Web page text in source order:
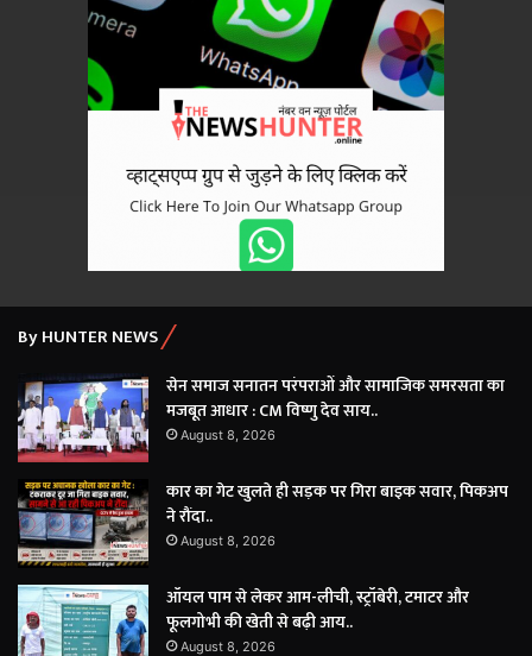
By HUNTER NEWS
सेन समाज सनातन परंपराओं और सामाजिक समरसता का
मजबूत आधार : CM विष्णु देव साय..
August 8, 2026
कार का गेट खुलते ही सड़क पर गिरा बाइक सवार, पिकअप
ने रौंदा..
August 8, 2026
ऑयल पाम से लेकर आम-लीची, स्ट्रॉबेरी, टमाटर और
फूलगोभी की खेती से बढ़ी आय..
August 8, 2026